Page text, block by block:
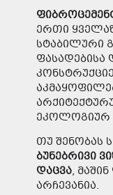
ერთი
სტაბილური
ფასადებისა
ეკოლოგიურ
თუ შენობას
ბუნებრივი
დაცვა,
არჩევანია.